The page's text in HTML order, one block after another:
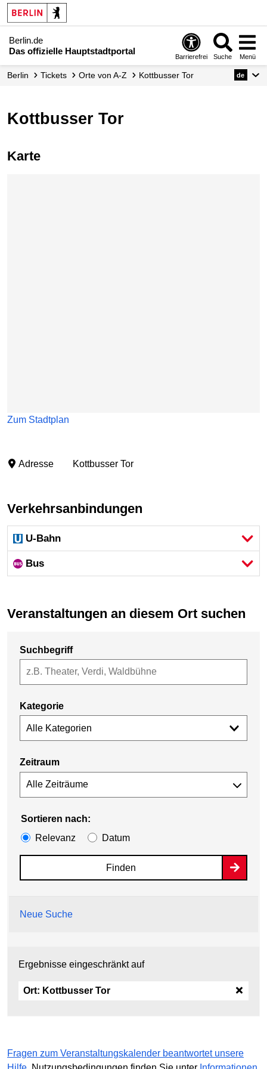
Berlin.de
Das offizielle Hauptstadtportal
Barrierefrei Suche Menü
Berlin Tickets Orte von A-Z Kottbusser Tor de
Kottbusser Tor
Karte
Zum Stadtplan
Adresse Kottbusser Tor
Verkehrsanbindungen
U-Bahn
Bus
Veranstaltungen an diesem Ort suchen
Suchbegriff
Kategorie
Alle Kategorien
Zeitraum
Sortieren nach:
Relevanz
Datum
Finden
Neue Suche
Ergebnisse eingeschränkt auf
Ort: Kottbusser Tor
Fragen zum Veranstaltungskalender beantwortet unsere